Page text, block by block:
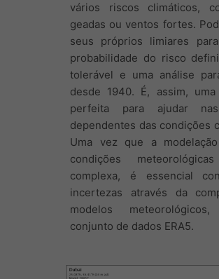
vários riscos climáticos,
geadas ou ventos fortes.
seus próprios limiares
probabilidade do risco
tolerável e uma análise
desde 1940. É, assim, uma
perfeita para ajudar
dependentes das condições
Uma vez que a
condições
complexa, é essencial
incertezas através da
modelos
conjunto de dados ERA5.